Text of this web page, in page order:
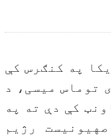
په کنګرس کې
توماس میسی، د
کې دې ته په
رژیم